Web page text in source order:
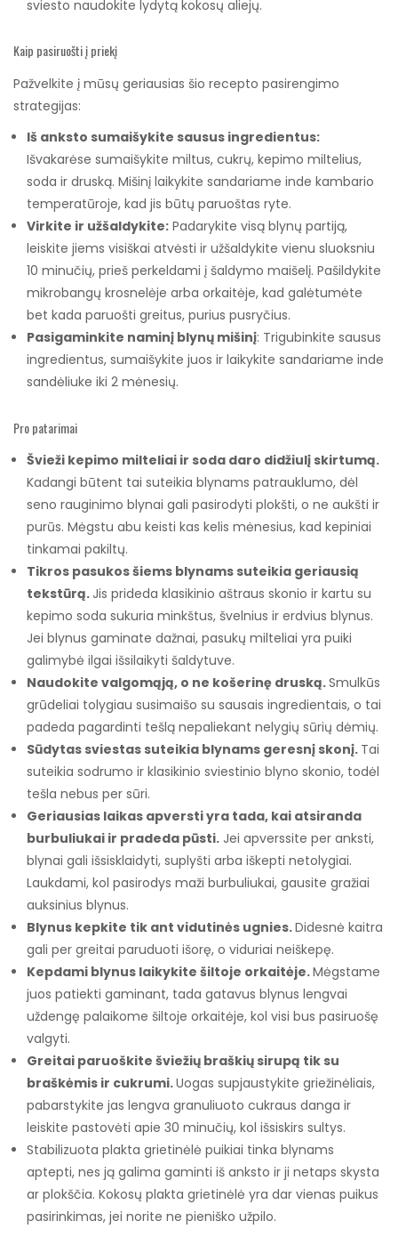
sviesto naudokite lydytą kokosų aliejų.
Kaip pasiruošti į priekį
Pažvelkite į mūsų geriausias šio recepto pasirengimo
strategijas:
Iš anksto sumaišykite sausus ingredientus:
Išvakarėse sumaišykite miltus, cukrų, kepimo miltelius,
soda ir druską. Mišinį laikykite sandariame inde kambario
temperatūroje, kad jis būtų paruoštas ryte.
Virkite ir užšaldykite: Padarykite visą blynų partiją,
leiskite jiems visiškai atvėsti ir užšaldykite vienu sluoksniu
10 minučių, prieš perkeldami į šaldymo maišelį. Pašildykite
mikrobangų krosnelėje arba orkaitėje, kad galėtumėte
bet kada paruošti greitus, purius pusryčius.
Pasigaminkite naminį blynų mišinį: Trigubinkite sausus
ingredientus, sumaišykite juos ir laikykite sandariame inde
sandėliuke iki 2 mėnesių.
Pro patarimai
Švieži kepimo milteliai ir soda daro didžiulį skirtumą.
Kadangi būtent tai suteikia blynams patrauklumo, dėl
seno rauginimo blynai gali pasirodyti plokšti, o ne aukšti ir
purūs. Mėgstu abu keisti kas kelis mėnesius, kad kepiniai
tinkamai pakiltų.
Tikros pasukos šiems blynams suteikia geriausią
tekstūrą. Jis prideda klasikinio aštraus skonio ir kartu su
kepimo soda sukuria minkštus, švelnius ir erdvius blynus.
Jei blynus gaminate dažnai, pasukų milteliai yra puiki
galimybė ilgai išsilaikyti šaldytuve.
Naudokite valgomąją, o ne košerinę druską.Smulkūs
grūdeliai tolygiau susimaišo su sausais ingredientais, o tai
padeda pagardinti tešlą nepaliekant nelygių sūrių dėmių.
Sūdytas sviestas suteikia blynams geresnį skonį. Tai
suteikia sodrumo ir klasikinio sviestinio blyno skonio, todėl
tešla nebus per sūri.
Geriausias laikas apversti yra tada, kai atsiranda
burbuliukai ir pradeda pūsti. Jei apverssite per anksti,
blynai gali išsisklaidyti, suplyšti arba iškepti netolygiai.
Laukdami, kol pasirodys maži burbuliukai, gausite gražiai
auksinius blynus.
Blynus kepkite tik ant vidutinės ugnies.Didesnė kaitra
gali per greitai paruduoti išorę, o viduriai neiškepę.
Kepdami blynus laikykite šiltoje orkaitėje.Mėgstame
juos patiekti gaminant, tada gatavus blynus lengvai
uždengę palaikome šiltoje orkaitėje, kol visi bus pasiruošę
valgyti.
Greitai paruoškite šviežių braškių sirupą tik su
braškėmis ir cukrumi.Uogas supjaustykite griežinėliais,
pabarstykite jas lengva granuliuoto cukraus danga ir
leiskite pastovėti apie 30 minučių, kol išsiskirs sultys.
Stabilizuota plakta grietinėlė puikiai tinka blynams
aptepti, nes ją galima gaminti iš anksto ir ji netaps skysta
ar plokščia. Kokosų plakta grietinėlė yra dar vienas puikus
pasirinkimas, jei norite ne pieniško užpilo.